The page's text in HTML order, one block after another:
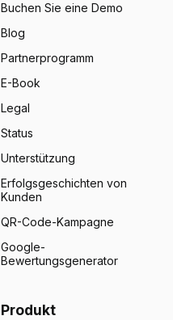
Buchen Sie eine Demo
Blog
Partnerprogramm
E-Book
Legal
Status
Unterstützung
Erfolgsgeschichten von
Kunden
QR-Code-Kampagne
Google-
Bewertungsgenerator
Produkt